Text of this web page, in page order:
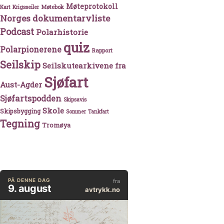
Kart Krigsseiler Møtebok Møteprotokoll
Norges dokumentarvliste
Podcast Polarhistorie
Polarpionerene quiz Rapport
Seilskip Seilskutearkivene fra
Aust-Agder Sjøfart
Sjøfartspodden Skipsavis
Skipsbygging Skole Sommer Tankfart
Tegning Tromøya